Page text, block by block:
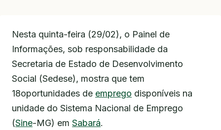
Nesta quinta-feira (29/02), o Painel de
Informações, sob responsabilidade da
Secretaria de Estado de Desenvolvimento
Social (Sedese), mostra que tem
18oportunidades de emprego disponíveis na
unidade do Sistema Nacional de Emprego
(Sine-MG) em Sabará.